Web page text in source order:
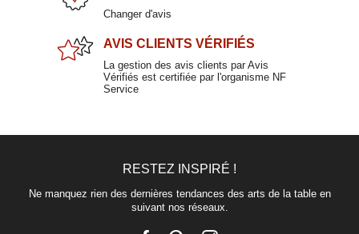
Changer d'avis
AVIS CLIENTS VÉRIFIÉS
La gestion des avis clients par Avis
Vérifiés est certifiée par l'organisme NF
Service
RESTEZ INSPIRÉ !
Ne manquez rien des dernières tendances des arts de la table en
suivant nos réseaux.